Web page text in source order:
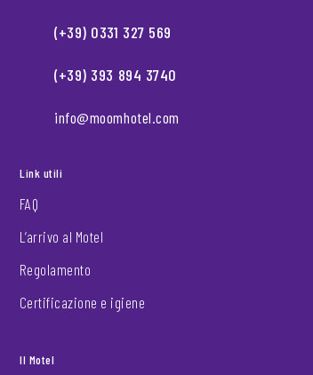
(+39) 0331 327 569
(+39) 393 894 3740
info@moomhotel.com
Link utili
FAQ
L’arrivo al Motel
Regolamento
Certificazione e igiene
Il Motel